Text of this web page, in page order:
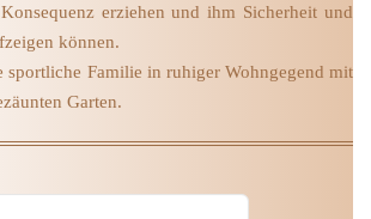
erziehen und ihm Sicherheit und
können.
sportliche Familie in ruhiger Wohngegend mit
Garten.